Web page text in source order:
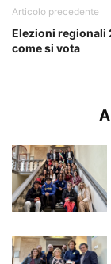
Articolo precedente
Elezioni regionali
come si vota